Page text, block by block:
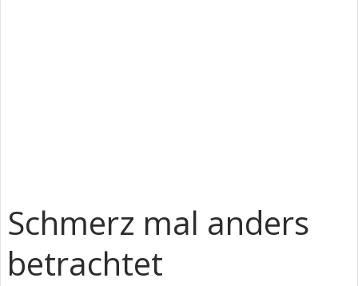
Schmerz mal anders
betrachtet